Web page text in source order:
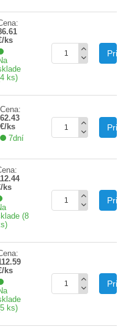
ks
ks)
Cena:
62.43
€/ks
7dní
ks
(8
ks
ks)